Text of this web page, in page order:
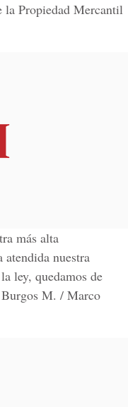
la Propiedad Mercantil
más alta
atendida nuestra
ley, quedamos de
M. / Marco